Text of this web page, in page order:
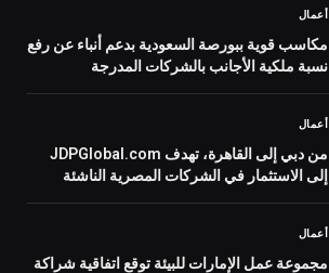
أعمال
مكاسب قوية ببورصة السعودية بدعم أنباء عن رفع
نسبة ملكية الأجانب بالشركات المدرجة
أعمال
من دبي إلى القاهرة، تهدف JDPGlobal.com
إلى الاستثمار في الشركات المصرية الناشئة
أعمال
مجموعة عمل الإمارات للبيئة توقع اتفاقية شراكة